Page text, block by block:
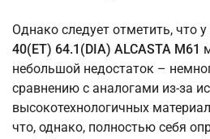
Однако следует отметить, что
40(ET) 64.1(DIA) ALCASTA M61
небольшой недостаток –
сравнению с аналогами из-за
высокотехнологичных
что, однако, полностью себя